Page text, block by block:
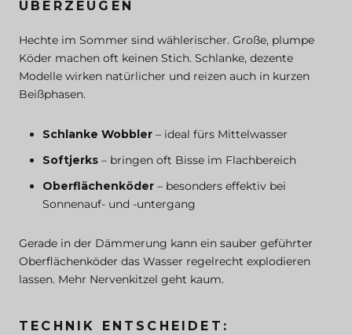
ÜBERZEUGEN
Hechte im Sommer sind wählerischer. Große, plumpe
Köder machen oft keinen Stich. Schlanke, dezente
Modelle wirken natürlicher und reizen auch in kurzen
Beißphasen.
Schlanke Wobbler – ideal fürs Mittelwasser
Softjerks – bringen oft Bisse im Flachbereich
Oberflächenköder – besonders effektiv bei
Sonnenauf- und -untergang
Gerade in der Dämmerung kann ein sauber geführter
Oberflächenköder das Wasser regelrecht explodieren
lassen. Mehr Nervenkitzel geht kaum.
TECHNIK ENTSCHEIDET: